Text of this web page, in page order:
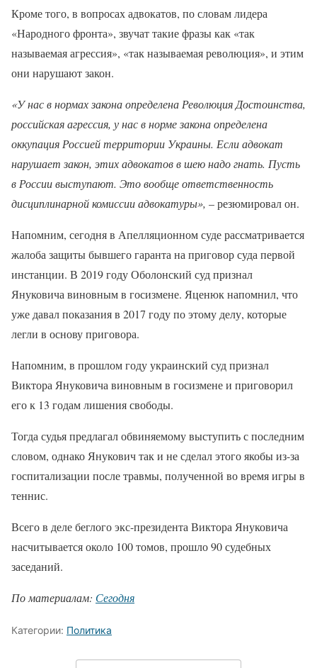
Кроме того, в вопросах адвокатов, по словам лидера
«Народного фронта», звучат такие фразы как «так
называемая агрессия», «так называемая революция», и этим
они нарушают закон.
«У нас в нормах закона определена Революция Достоинства,
российская агрессия, у нас в норме закона определена
оккупация Россией территории Украины. Если адвокат
нарушает закон, этих адвокатов в шею надо гнать. Пусть
в России выступают. Это вообще ответственность
дисциплинарной комиссии адвокатуры», – резюмировал он.
Напомним, сегодня в Апелляционном суде рассматривается
жалоба защиты бывшего гаранта на приговор суда первой
инстанции. В 2019 году Оболонский суд признал
Януковича виновным в госизмене. Яценюк напомнил, что
уже давал показания в 2017 году по этому делу, которые
легли в основу приговора.
Напомним, в прошлом году украинский суд признал
Виктора Януковича виновным в госизмене и приговорил
его к 13 годам лишения свободы.
Тогда судья предлагал обвиняемому выступить с последним
словом, однако Янукович так и не сделал этого якобы из-за
госпитализации после травмы, полученной во время игры в
теннис.
Всего в деле беглого экс-президента Виктора Януковича
насчитывается около 100 томов, прошло 90 судебных
заседаний.
По материалам: Сегодня
Категории: Политика